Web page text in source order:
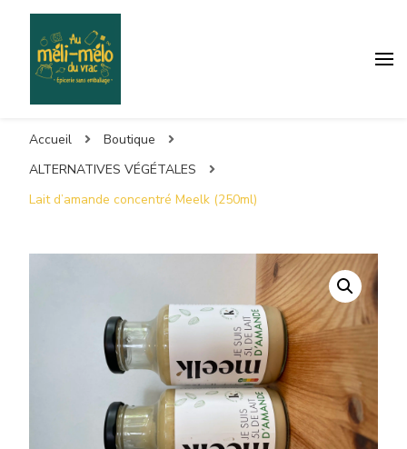
Accueil
Boutique
ALTERNATIVES VÉGÉTALES
Lait d’amande concentré Meelk (250ml)